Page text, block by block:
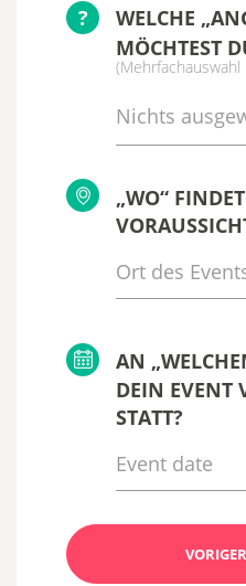
?
WELCHE
MÖCHTEST
(Mehrfachauswahl
Nichts
„WO“
AN
DEIN EVENT
STATT?